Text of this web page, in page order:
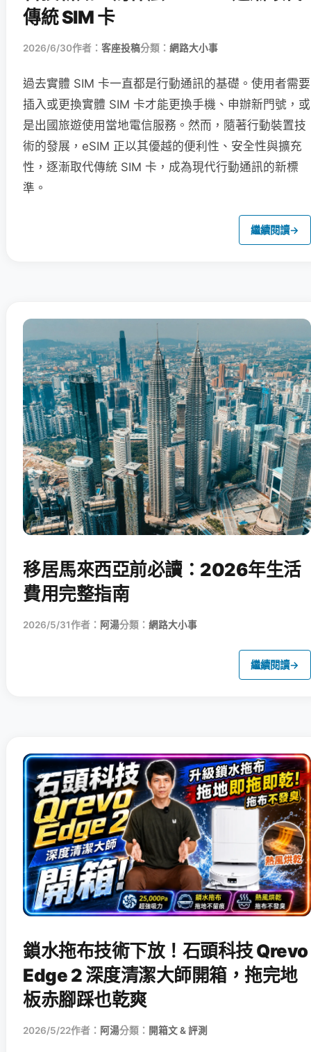
傳統 SIM 卡
2026/6/30作者： 客座投稿分類： 網路大小事
過去實體 SIM 卡一直都是行動通訊的基礎。使用者需要
插入或更換實體 SIM 卡才能更換手機、申辦新門號，或
是出國旅遊使用當地電信服務。然而，隨著行動裝置技
術的發展，eSIM 正以其優越的便利性、安全性與擴充
性，逐漸取代傳統 SIM 卡，成為現代行動通訊的新標
準。
繼續閱讀→
移居馬來西亞前必讀：2026年生活
費用完整指南
2026/5/31作者： 阿湯分類： 網路大小事
繼續閱讀→
鎖水拖布技術下放！石頭科技 Qrevo
Edge 2 深度清潔大師開箱，拖完地
板赤腳踩也乾爽
2026/5/22作者： 阿湯分類： 開箱文 & 評測